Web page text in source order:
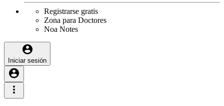
Registrarse gratis
Zona para Doctores
Noa Notes
Iniciar sesión